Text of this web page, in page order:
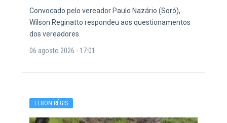
Convocado pelo vereador Paulo Nazário (Soró),
Wilson Reginatto respondeu aos questionamentos
dos vereadores
06 agosto 2026 - 17:01
LEBON RÉGIS